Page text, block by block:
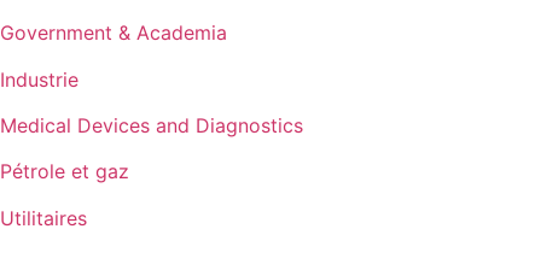
Government & Academia
Industrie
Medical Devices and Diagnostics
Pétrole et gaz
Utilitaires